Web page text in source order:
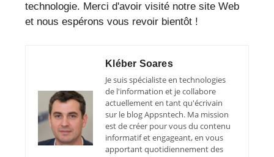
technologie. Merci d'avoir visité notre site Web
et nous espérons vous revoir bientôt !
Kléber Soares
Je suis spécialiste en technologies
de l'information et je collabore
actuellement en tant qu'écrivain
sur le blog Appsntech. Ma mission
est de créer pour vous du contenu
informatif et engageant, en vous
apportant quotidiennement des